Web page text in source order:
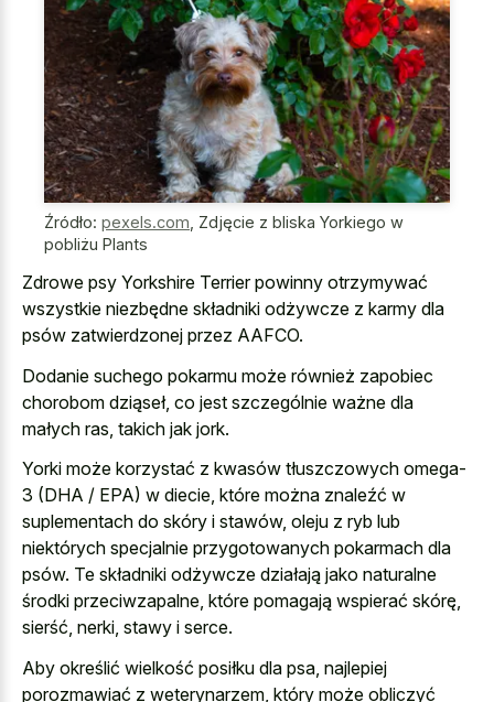
Źródło: pexels.com Zdjęcie z bliska Yorkiego w
pobliżu Plants
Zdrowe psy Yorkshire Terrier powinny otrzymywać
wszystkie niezbędne składniki odżywcze z karmy dla
psów zatwierdzonej przez AAFCO.
Dodanie suchego pokarmu może również zapobiec
chorobom dziąseł, co jest szczególnie ważne dla
małych ras, takich jak jork.
Yorki może korzystać z kwasów tłuszczowych omega-
3 (DHA / EPA) w diecie, które można znaleźć w
suplementach do skóry i stawów, oleju z ryb lub
niektórych specjalnie przygotowanych pokarmach dla
psów. Te składniki odżywcze działają jako naturalne
środki przeciwzapalne, które pomagają wspierać skórę,
sierść, nerki, stawy i serce.
Aby określić wielkość posiłku dla psa, najlepiej
porozmawiać z weterynarzem, który może obliczyć